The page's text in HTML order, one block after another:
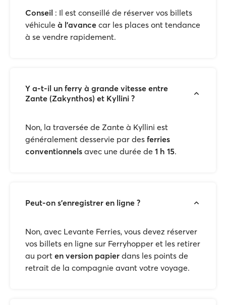
Conseil : Il est conseillé de réserver vos billets
véhicule à l'avance car les places ont tendance
à se vendre rapidement.
Y a-t-il un ferry à grande vitesse entre
Zante (Zakynthos) et Kyllini ?
Non, la traversée de Zante à Kyllini est
généralement desservie par des ferries
conventionnels avec une durée de 1 h 15.
Peut-on s'enregistrer en ligne ?
Non, avec Levante Ferries, vous devez réserver
vos billets en ligne sur Ferryhopper et les retirer
au port en version papier dans les points de
retrait de la compagnie avant votre voyage.